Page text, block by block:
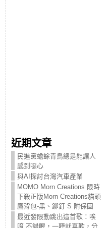
近期文章
民進黨蟾蜍青鳥總是能讓人
感到噁心
與AI探討台灣汽車產業
MOMO Morn Creations 限時
下殺正版Morn Creations貓頭
鷹背包-黑、鉚釘 S 附保固
最近發限動跳出這首歌：唉
唷 不錯喔，一聽就喜歡，分